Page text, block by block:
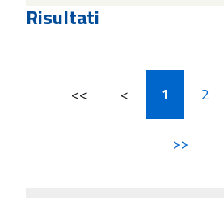
Risultati
<< < 1 2
>>